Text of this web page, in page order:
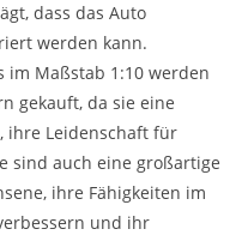
dass das Auto
werden kann.
im Maßstab 1:10 werden
gekauft, da sie eine
ihre Leidenschaft für
sind auch eine großartige
ihre Fähigkeiten im
und ihr